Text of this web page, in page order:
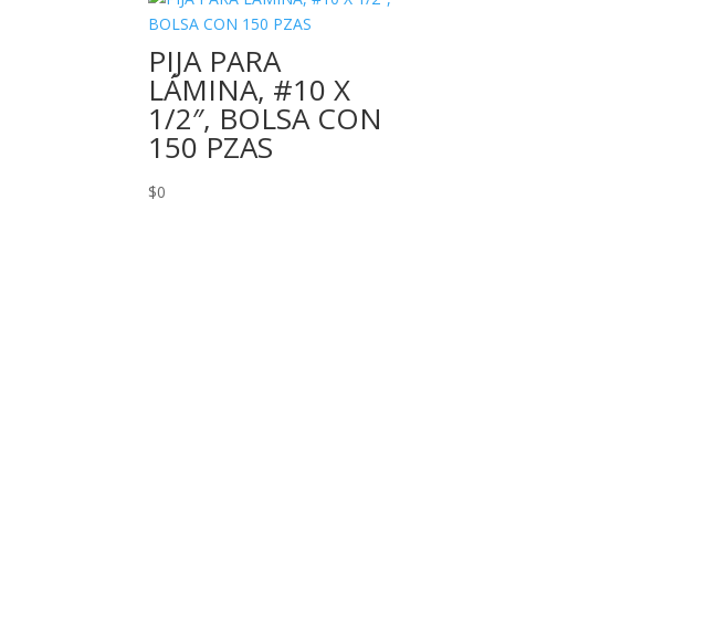
PIJA PARA
LÁMINA, #10 X
1/2″, BOLSA CON
150 PZAS
$0